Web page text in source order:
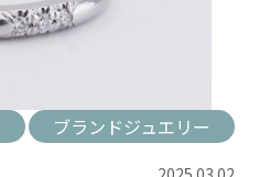
ブランドジュエリー